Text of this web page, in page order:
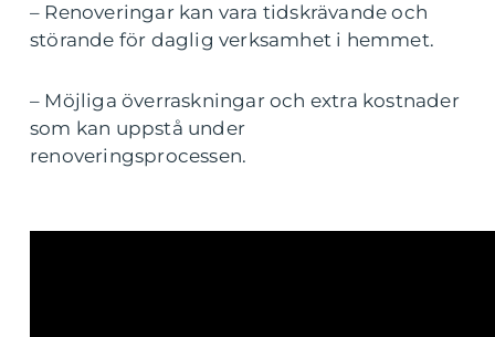
– Renoveringar kan vara tidskrävande och
störande för daglig verksamhet i hemmet.
– Möjliga överraskningar och extra kostnader
som kan uppstå under
renoveringsprocessen.